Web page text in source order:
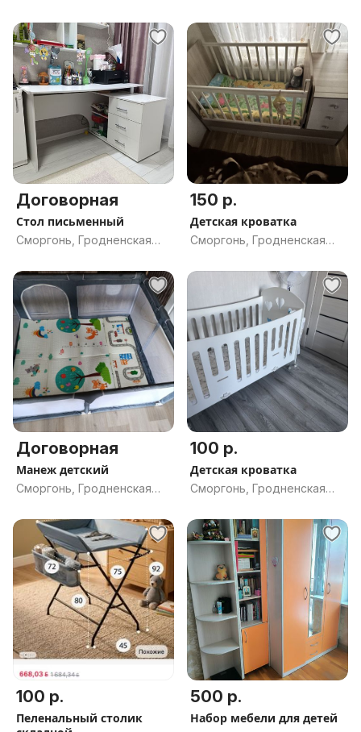
Договорная
Стол письменный
Сморгонь, Гродненская
150 р.
Детская кроватка
Сморгонь, Гродненская
Договорная
Манеж детский
Сморгонь, Гродненская
100 р.
Детская кроватка
Сморгонь, Гродненская
100 р.
Пеленальный столик
500 р.
Набор мебели для детей